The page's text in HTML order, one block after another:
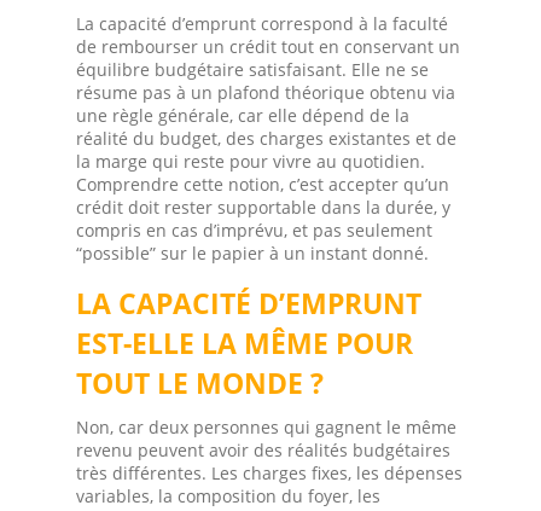
La capacité d’emprunt correspond à la faculté
de rembourser un crédit tout en conservant un
équilibre budgétaire satisfaisant. Elle ne se
résume pas à un plafond théorique obtenu via
une règle générale, car elle dépend de la
réalité du budget, des charges existantes et de
la marge qui reste pour vivre au quotidien.
Comprendre cette notion, c’est accepter qu’un
crédit doit rester supportable dans la durée, y
compris en cas d’imprévu, et pas seulement
“possible” sur le papier à un instant donné.
LA CAPACITÉ D’EMPRUNT
EST-ELLE LA MÊME POUR
TOUT LE MONDE ?
Non, car deux personnes qui gagnent le même
revenu peuvent avoir des réalités budgétaires
très différentes. Les charges fixes, les dépenses
variables, la composition du foyer, les